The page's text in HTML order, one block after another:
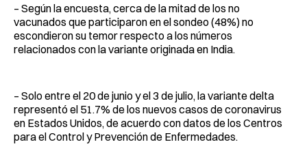
– Según la encuesta, cerca de la mitad de los no
vacunados que participaron en el sondeo (48%) no
escondieron su temor respecto a los números
relacionados con la variante originada en India.
– Solo entre el 20 de junio y el 3 de julio, la variante delta
representó el 51.7% de los nuevos casos de coronavirus
en Estados Unidos, de acuerdo con datos de los Centros
para el Control y Prevención de Enfermedades.